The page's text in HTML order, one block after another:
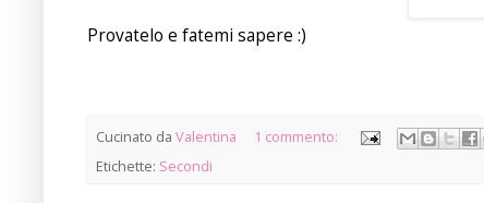
Provatelo e fatemi sapere :)
Cucinato da Valentina
1 commento:
Etichette: Secondi